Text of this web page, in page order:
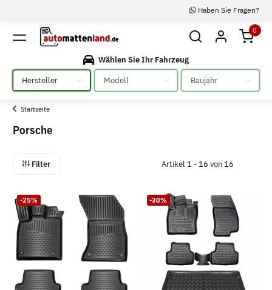
Haben Sie Fragen?
0
Wählen Sie Ihr Fahrzeug
Bitte auswählen
Bitte auswählen Bitte auswählen
Startseite
Porsche
Filter Artikel 1 - 16 von 16
-25% -30%